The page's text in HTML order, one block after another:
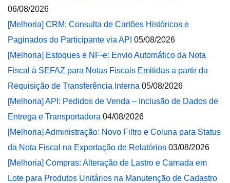
06/08/2026
[Melhoria] CRM: Consulta de Cartões Históricos e
Paginados do Participante via API 05/08/2026
[Melhoria] Estoques e NF-e: Envio Automático da Nota
Fiscal à SEFAZ para Notas Fiscais Emitidas a partir da
Requisição de Transferência Interna 05/08/2026
[Melhoria] API: Pedidos de Venda – Inclusão de Dados de
Entrega e Transportadora 04/08/2026
[Melhoria] Administração: Novo Filtro e Coluna para Status
da Nota Fiscal na Exportação de Relatórios 03/08/2026
[Melhoria] Compras: Alteração de Lastro e Camada em
Lote para Produtos Unitários na Manutenção de Cadastro